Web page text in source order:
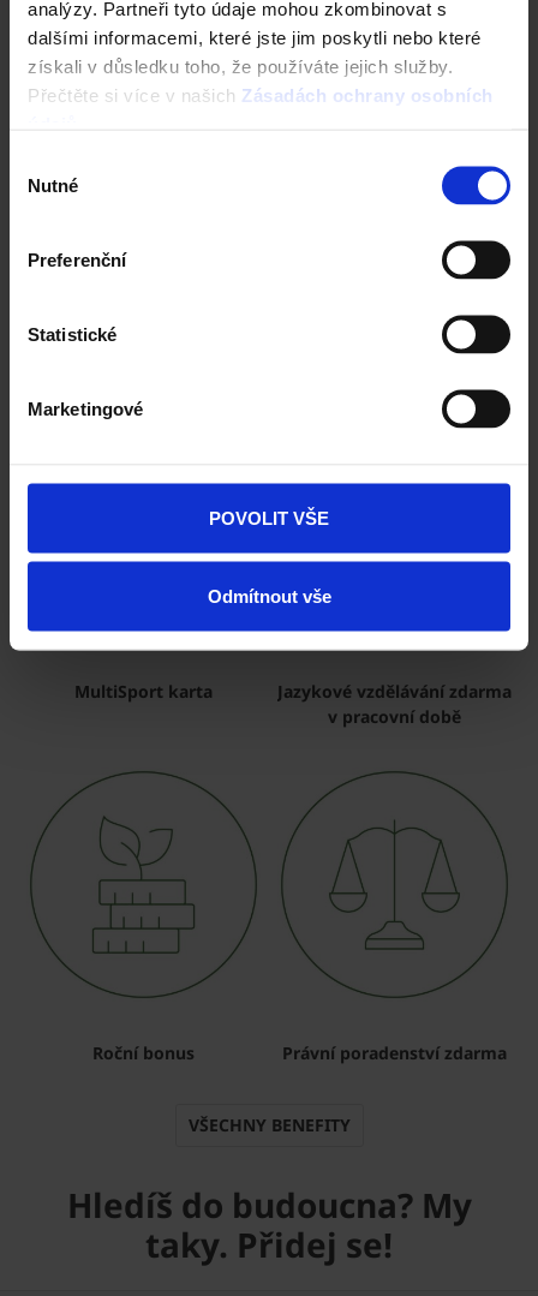
analýzy. Partneři tyto údaje mohou zkombinovat s
dalšími informacemi, které jste jim poskytli nebo které
získali v důsledku toho, že používáte jejich služby.
Přečtěte si více v našich Zásadách ochrany osobních
souhlasu
Nutné
Preferenční
Statistické
Marketingové
POVOLIT VŠE
Odmítnout vše
Flexibilní pracovní doba
Penzijní připojištění 1 500
MultiSport karta
Jazykové vzdělávání zdarma
v pracovní době
Roční bonus Právní poradenství zdarma
VŠECHNY BENEFITY
Hledíš do budoucna? My
taky. Přidej se!